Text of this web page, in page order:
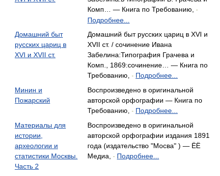
Комп… — Книга по Требованию,
-
Подробнее...
Домашний быт
русских цариц в
XVI и XVII ст.
Домашний быт русских цариц в XVI и
XVII ст. / сочинение Ивана
Забелина:Типография Грачева и
Комп., 1869:сочинение… — Книга по
Требованию,
- Подробнее...
Минин и
Пожарский
Воспроизведено в оригинальной
авторской орфографии — Книга по
Требованию,
- Подробнее...
Материалы для
истории,
археологии и
статистики Москвы.
Часть 2
Воспроизведено в оригинальной
авторской орфографии издания 1891
года (издательство "Мосва" ) — ЁЁ
Медиа,
- Подробнее...